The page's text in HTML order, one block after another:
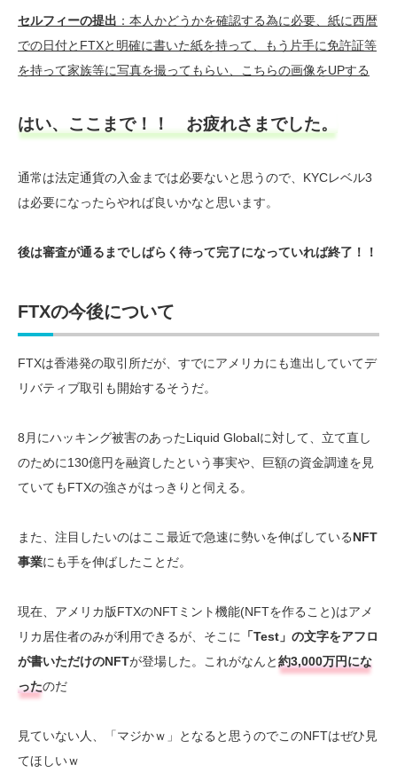
セルフィーの提出 ：本人かどうかを確認する為に必要、紙に西暦
での日付とFTXと明確に書いた紙を持って、もう片手に免許証等
を持って家族等に写真を撮ってもらい、こちらの画像をUPする
はい、ここまで！！ お疲れさまでした。
通常は法定通貨の入金までは必要ないと思うので、KYCレベル3
は必要になったらやれば良いかなと思います。
後は審査が通るまでしばらく待って完了になっていれば終了！！
FTXの今後について
FTXは香港発の取引所だが、すでにアメリカにも進出していてデ
リバティブ取引も開始するそうだ。
8月にハッキング被害のあったLiquid Globalに対して、立て直し
のために130億円を融資したという事実や、巨額の資金調達を見
ていてもFTXの強さがはっきりと伺える。
また、注目したいのはここ最近で急速に勢いを伸ばしているNFT
事業にも手を伸ばしたことだ。
現在、アメリカ版FTXのNFTミント機能(NFTを作ること)はアメ
リカ居住者のみが利用できるが、そこに
「Test」の文字をアフロ
が書いただけのNFTが登場した。これがなんと約3,000万円にな
ったのだ
見ていない人、「マジかｗ」となると思うのでこのNFTはぜひ見
てほしいｗ